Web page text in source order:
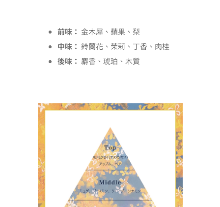
前味： 金木犀、蘋果、梨
中味： 鈴蘭花、茉莉、丁香、肉桂
後味： 麝香、琥珀、木質